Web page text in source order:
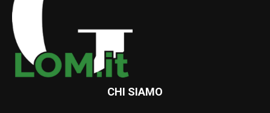
CHI SIAMO